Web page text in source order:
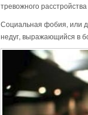
тревожного
Социальная фобия, или
недуг, выражающийся в